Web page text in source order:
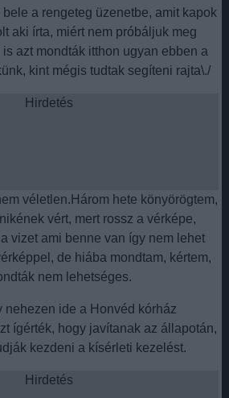
a rengeteg üzenetbe, amit kapok
aki írta, miért nem próbáljuk meg
azt mondták itthon ugyan ebben a
kint mégis tudtak segíteni rajta\./
Hirdetés
véletlen.Három hete könyörögtem,
vért, mert rossz a vérképe,
vizet ami benne van így nem lehet
de hiába mondtam, kértem,
nem lehetséges.
nehezen ide a Honvéd kórház
ígérték, hogy javítanak az állapotán,
kezdeni a kísérleti kezelést.
Hirdetés